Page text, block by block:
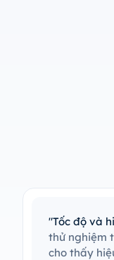
"Tốc độ và
thử nghiệm
cho thấy